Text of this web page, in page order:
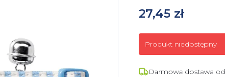
27,45 zł
Produkt niedostępny
Darmowa dostawa od